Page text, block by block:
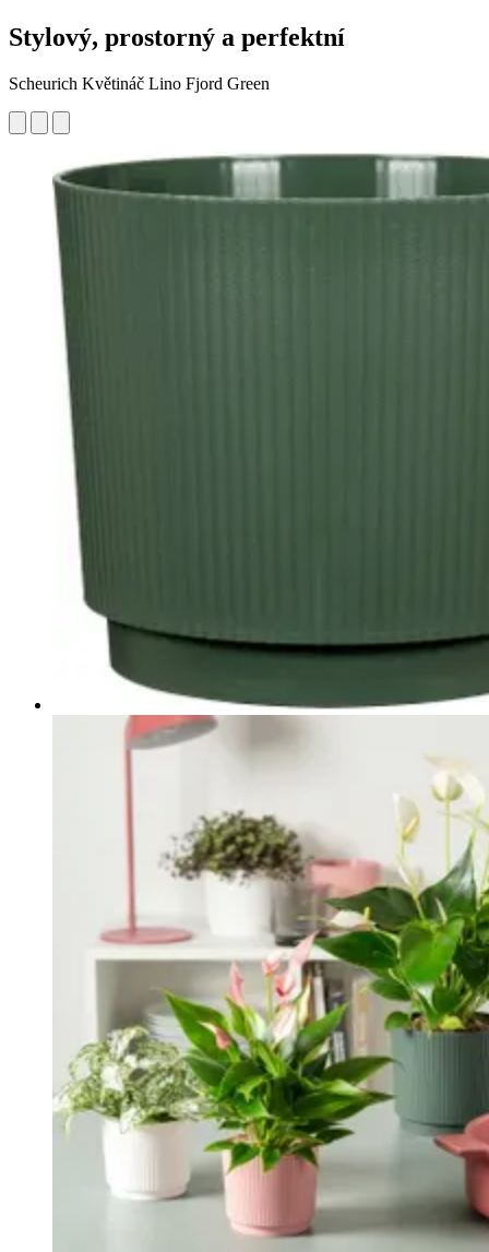
Stylový, prostorný a perfektní
Scheurich Květináč Lino Fjord Green